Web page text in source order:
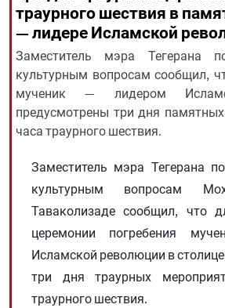
Copyright © 2021 www.nournews.ir
траурного шествия в
— лидере Исламской
Заместитель мэра Тегерана
культурным вопросам сообщил,
мученик — лидером
предусмотрены три дня
часа траурного шествия.
Заместитель мэра Тегерана
культурным вопросам
Таваколизаде сообщил, что
церемонии погребения
Исламской революции в
три дня траурных
траурного шествия.